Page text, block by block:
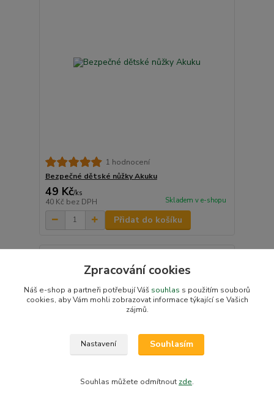
1 hodnocení
Bezpečné dětské nůžky Akuku
49 Kč/ks
40 Kč bez DPH Skladem v e-shopu
Přidat do košíku
Zpracování cookies
Náš e-shop a partneři potřebují Váš souhlas s použitím souborů
cookies, aby Vám mohli zobrazovat informace týkající se Vašich
zájmů.
Nastavení Souhlasím
Souhlas můžete odmítnout zde.